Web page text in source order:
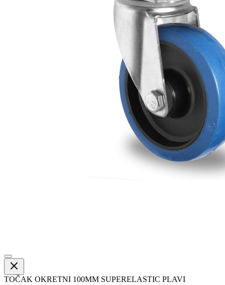
TOČAK OKRETNI 100MM SUPERELASTIC PLAVI